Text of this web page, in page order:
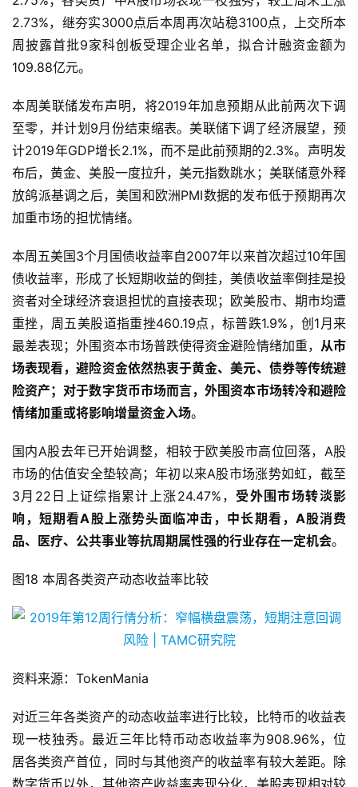
较上周末下跌0.77%和0.60%，德国DAX指数较上周末下跌
2.75%；各类资产中A股市场表现一枝独秀，较上周末上涨
2.73%，继夯实3000点后本周再次站稳3100点，上交所本
109.88亿元。
本周美联储发布声明，将2019年加息预期从此前两次下调
至零，并计划9月份结束缩表。美联储下调了经济展望，预
计2019年GDP增长2.1%，而不是此前预期的2.3%。声明发
布后，黄金、美股一度拉升，美元指数跳水；美联储意外释
加重市场的担忧情绪。
本周五美国3个月国债收益率自2007年以来首次超过10年国
债收益率，形成了长短期收益的倒挂，美债收益率倒挂是投
资者对全球经济衰退担忧的直接表现；欧美股市、期市均遭
重挫，周五美股道指重挫460.19点，标普跌1.9%，创1月来
最差表现；外围资本市场普跌使得资金避险情绪加重，从市
场表现看，避险资金依然热衷于黄金、美元、债券等传统避
情绪加重或将影响增量资金入场。
国内A股去年已开始调整，相较于欧美股市高位回落，A股
市场的估值安全垫较高；年初以来A股市场涨势如虹，截至
3月22日上证综指累计上涨24.47%，受外围市场转淡影
品、医疗、公共事业等抗周期属性强的行业存在一定机会
图18 本周各类资产动态收益率比较
资料来源：TokenMania
对近三年各类资产的动态收益率进行比较，比特币的收益表
现一枝独秀。最近三年比特币动态收益率为908.96%，位